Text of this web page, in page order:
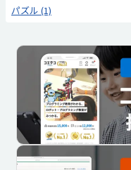
パズル (1)